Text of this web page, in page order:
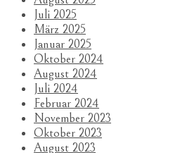
Juli 2025
März 2025
Januar 2025
Oktober 2024
August 2024
Juli 2024
Februar 2024
November 2023
Oktober 2023
August 2023